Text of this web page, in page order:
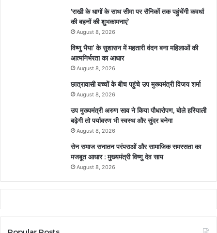
’राखी के धागों के साथ सीमा पर सैनिकों तक पहुंचेंगी कवर्धा
की बहनों की शुभकामनाएं’
August 8, 2026
विष्णु भैया’ के सुशासन में महतारी वंदन बना महिलाओं की
आत्मनिर्भरता का आधार
August 8, 2026
छात्रावासी बच्चों के बीच पहुंचे उप मुख्यमंत्री विजय शर्मा
August 8, 2026
उप मुख्यमंत्री अरुण साव ने किया पौधारोपण, बोले हरियाली
बढ़ेगी तो पर्यावरण भी स्वस्थ और सुंदर बनेगा
August 8, 2026
सेन समाज सनातन परंपराओं और सामाजिक समरसता का
मजबूत आधार : मुख्यमंत्री विष्णु देव साय
August 8, 2026